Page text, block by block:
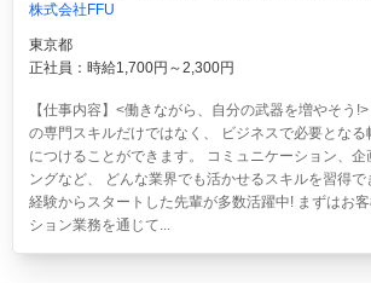
株式会社FFU
東京都
正社員：時給1,700円～2,300円
【仕事内容】<働きながら、自分の武器を増やそう
の専門スキルだけではなく、 ビジネスで必要とな
につけることができます。 コミュニケーション、企
ングなど、 どんな業界でも活かせるスキルを習得
経験からスタートした先輩が多数活躍中! まずはお
ション業務を通じて...